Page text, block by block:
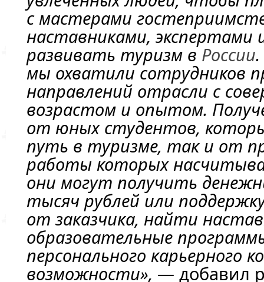
с мастерами
наставниками, экспертами
развивать туризм вРоссии
мы охватили сотрудников
направлений отрасли с
возрастом и опытом.
от юных студентов,
путь в туризме, так и от
работы которых
они могут получить
тысяч рублей или
от заказчика, найти
образовательные
персонального карьерного
возможности», — добавил